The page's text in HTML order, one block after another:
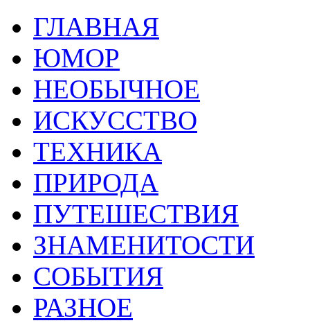
ГЛАВНАЯ
ЮМОР
НЕОБЫЧНОЕ
ИСКУССТВО
ТЕХНИКА
ПРИРОДА
ПУТЕШЕСТВИЯ
ЗНАМЕНИТОСТИ
СОБЫТИЯ
РАЗНОЕ